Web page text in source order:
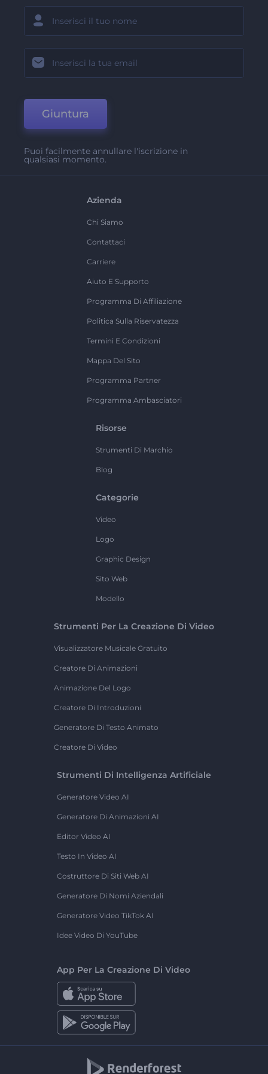
Giuntura
Puoi facilmente annullare l'iscrizione in
qualsiasi momento.
Azienda
Chi Siamo
Contattaci
Carriere
Aiuto E Supporto
Programma Di Affiliazione
Politica Sulla Riservatezza
Termini E Condizioni
Mappa Del Sito
Programma Partner
Programma Ambasciatori
Risorse
Strumenti Di Marchio
Blog
Categorie
Video
Logo
Graphic Design
Sito Web
Modello
Strumenti Per La Creazione Di Video
Visualizzatore Musicale Gratuito
Creatore Di Animazioni
Animazione Del Logo
Creatore Di Introduzioni
Generatore Di Testo Animato
Creatore Di Video
Strumenti Di Intelligenza Artificiale
Generatore Video AI
Generatore Di Animazioni AI
Editor Video AI
Testo In Video AI
Costruttore Di Siti Web AI
Generatore Di Nomi Aziendali
Generatore Video TikTok AI
Idee Video Di YouTube
App Per La Creazione Di Video